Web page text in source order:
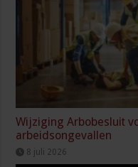
Wijziging Arbobesluit
arbeidsongevallen
8 juli 2026